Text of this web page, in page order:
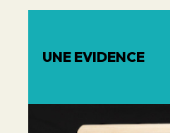
UNE EVIDENCE